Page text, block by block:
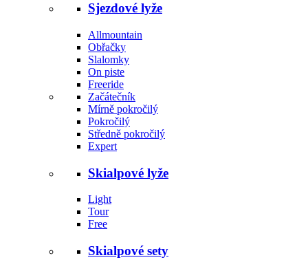
Sjezdové lyže
Allmountain
Obřačky
Slalomky
On piste
Freeride
Začátečník
Mírně pokročilý
Pokročilý
Středně pokročilý
Expert
Skialpové lyže
Light
Tour
Free
Skialpové sety